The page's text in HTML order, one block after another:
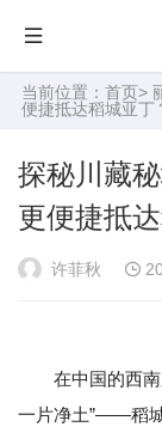
当前位置： 首页>
便捷抵达稻城亚丁
探秘川藏
更便捷抵
许菲秋
在中国的西
一片净土”——稻城